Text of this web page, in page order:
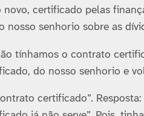
novo, certificado pelas
nosso senhorio sobre as
tí­nhamos o contrato
do nosso senhorio e
certificado”.